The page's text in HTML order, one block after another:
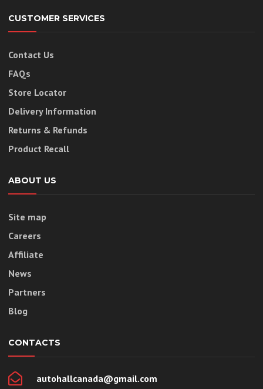
CUSTOMER SERVICES
Contact Us
FAQs
Store Locator
Delivery Information
Returns & Refunds
Product Recall
ABOUT US
Site map
Careers
Affiliate
News
Partners
Blog
CONTACTS
autohallcanada@gmail.com